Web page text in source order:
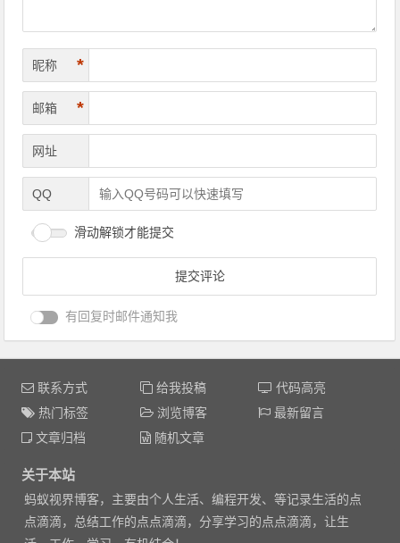
昵称 *
邮箱 *
网址
QQ
滑动解锁才能提交
有回复时邮件通知我
联系方式 给我投稿
代码高亮
热门标签
浏览博客
最新留言
文章归档
随机文章
关于本站
蚂蚁视界博客，主要由个人生活、编程开发、等记录生活的点
点滴滴，总结工作的点点滴滴，分享学习的点点滴滴，让生